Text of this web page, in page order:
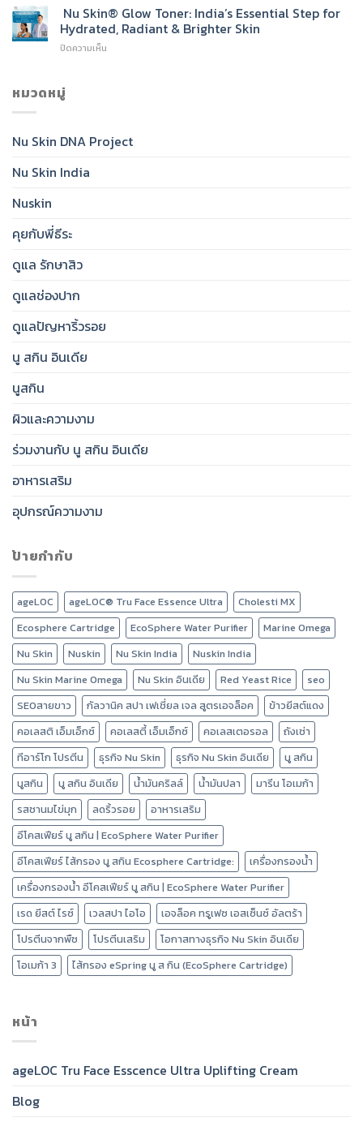
Go-
To
Cleanser
Skin®
Sunscreen
SPF
Glowing
Nu Skin® Glow Toner: India’s Essential Step for
Hydrated, Radiant & Brighter Skin
ปิดความเห็น
Step
หมวดหมู่
Nu Skin DNA Project
Nu Skin India
Nuskin
คุยกับพี่ธีระ
ดูแล รักษาสิว
ดูแลช่องปาก
ดูแลปัญหาริ้วรอย
นู สกิน อินเดีย
นูสกิน
ผิวและความงาม
ร่วมงานกับ นู สกิน อินเดีย
อาหารเสริม
อุปกรณ์ความงาม
ป้ายกำกับ
ageLOC ageLOC® Tru Face Essence Ultra
Cholesti MX
Ecosphere Cartridge
EcoSphere Water Purifier
Marine Omega
Nu Skin
Nuskin Nu Skin India
Nuskin India
Nu Skin Marine Omega
Nu Skin อินเดีย Red Yeast Rice
seo
SEOสายขาว
กัลวานิค สปา เฟเชี่ยล เจล สูตรเอจล็อค
ข้าวยีสต์แดง
คอเลสติ เอ็มเอ็กซ์
คอเลสตี้ เอ็มเอ็กซ์ คอเลสเตอรอล
ถังเช่า
ทีอาร์โก โปรตีน
ธุรกิจ Nu Skin ธุรกิจ Nu Skin อินเดีย
นู สกิน
นูสกิน
นู สกิน อินเดีย น้ำมันคริลล์ น้ำมันปลา
มารีน โอเมก้า
รสชานมไข่มุก
ลดริ้วรอย
อาหารเสริม
อีโคสเฟียร์ นู สกิน | EcoSphere Water Purifier
อีโคสเฟียร์ ไส้กรอง นู สกิน Ecosphere Cartridge:
เครื่องกรองน้ำ
เครื่องกรองน้ำ อีโคสเฟียร์ นู สกิน | EcoSphere Water Purifier
เรด ยีสต์ ไรซ์
เวลสปา ไอโอ
เอจล็อค ทรูเฟซ เอสเซ็นซ์ อัลตร้า
โปรตีนจากพืช
โปรตีนเสริม
โอกาสทางธุรกิจ Nu Skin อินเดีย
โอเมก้า 3
ไส้กรอง eSpring นู ส กิน (EcoSphere Cartridge)
หน้า
ageLOC Tru Face Esscence Ultra Uplifting Cream
Blog